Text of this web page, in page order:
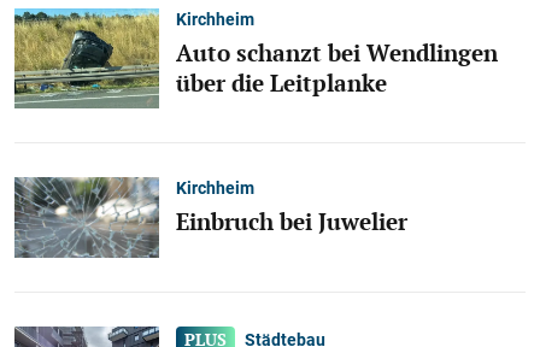
Kirchheim
Auto schanzt bei Wendlingen
über die Leitplanke
Kirchheim
Einbruch bei Juwelier
Städtebau